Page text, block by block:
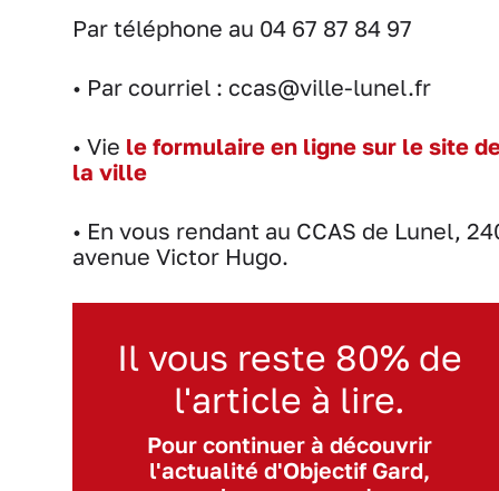
Par téléphone au 04 67 87 84 97
• Par courriel : ccas@ville-lunel.fr
• Vie le formulaire en ligne sur le site
la ville
• En vous rendant au CCAS de Lunel,
avenue Victor Hugo.
Il vous reste 80% de
l'article à lire.
Pour continuer à découvrir
l'actualité d'Objectif Gard,